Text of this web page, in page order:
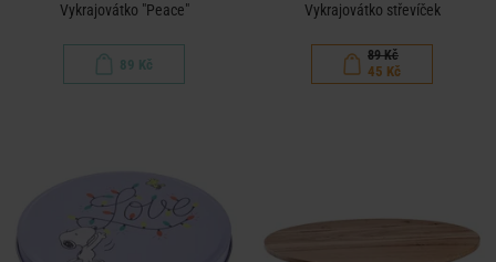
Vykrajovátko "Peace"
89 Kč
Vykrajovátko střevíček
89 Kč
45 Kč